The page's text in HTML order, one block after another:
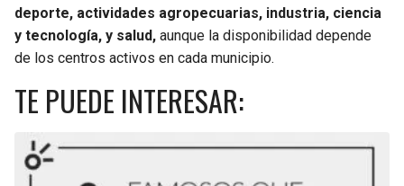
deporte, actividades agropecuarias, industria, ciencia
y tecnología, y salud, aunque la disponibilidad depende
de los centros activos en cada municipio.
TE PUEDE INTERESAR: